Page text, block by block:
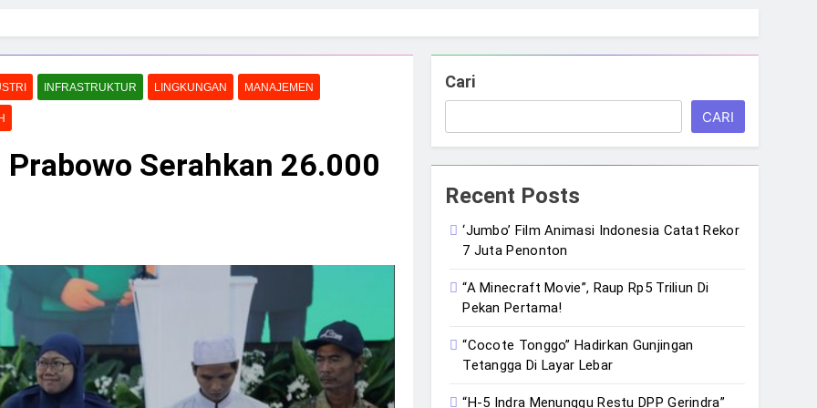
INFRASTRUKTUR LINGKUNGAN MANAJEMEN
Serahkan 26.000
Cari
CARI
Recent Posts
‘Jumbo’ Film Animasi Indonesia Catat Rekor
7 Juta Penonton
“A Minecraft Movie”, Raup Rp5 Triliun Di
Pekan Pertama!
“Cocote Tonggo” Hadirkan Gunjingan
Tetangga Di Layar Lebar
“H-5 Indra Menunggu Restu DPP Gerindra”